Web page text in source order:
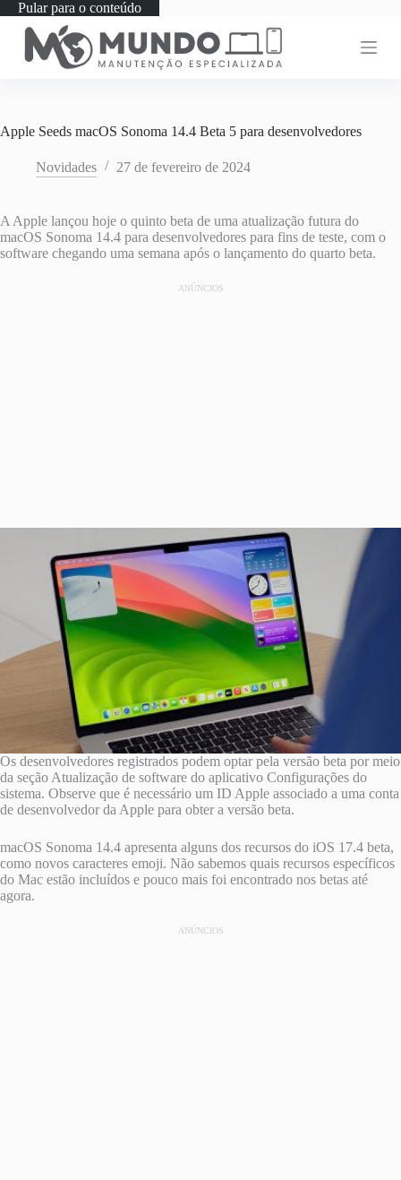
Pular para o conteúdo
Apple Seeds macOS Sonoma 14.4 Beta 5 para desenvolvedores
Novidades 27 de fevereiro de 2024
A Apple lançou hoje o quinto beta de uma atualização futura do
macOS Sonoma 14.4 para desenvolvedores para fins de teste, com o
software chegando uma semana após o lançamento do quarto beta.
ANÚNCIOS
Os desenvolvedores registrados podem optar pela versão beta por meio
da seção Atualização de software do aplicativo Configurações do
sistema. Observe que é necessário um ID Apple associado a uma conta
de desenvolvedor da Apple para obter a versão beta.
‌macOS Sonoma‌ 14.4 apresenta alguns dos recursos do iOS 17.4 beta,
como novos caracteres emoji. Não sabemos quais recursos específicos
do Mac estão incluídos e pouco mais foi encontrado nos betas até
agora.
ANÚNCIOS